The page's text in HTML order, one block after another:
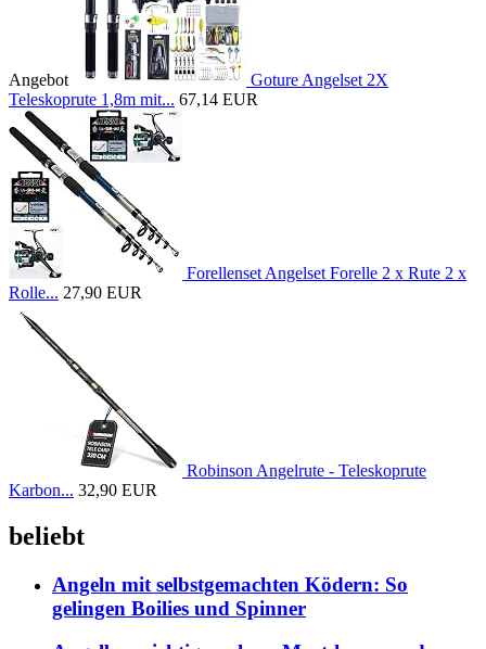
Angebot
Goture Angelset 2X
Teleskoprute 1,8m mit... 67,14 EUR
Forellenset Angelset Forelle 2 x Rute 2 x
Rolle... 27,90 EUR
Robinson Angelrute - Teleskoprute
Karbon... 32,90 EUR
beliebt
Angeln mit selbstgemachten Ködern: So
gelingen Boilies und Spinner